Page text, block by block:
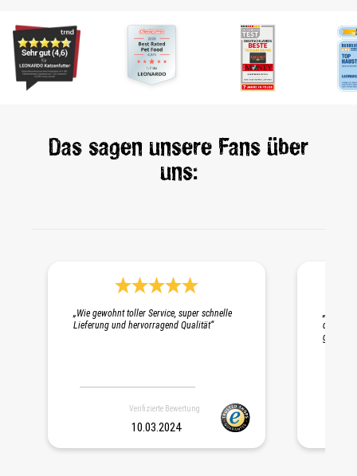
Das sagen unsere Fans über
uns:
„Wie gewohnt toller Service, super schnelle
Lieferung und hervorragend Qualität“
Verifizierte Bewertung
10.03.2024
die
gepackt.